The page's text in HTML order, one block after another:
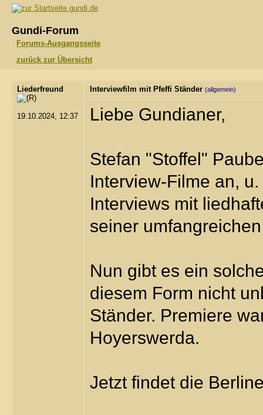
gundi.de
Gundi-Forum
Forums-Ausgangsseite
zurück zur Übersicht
Liederfreund
19.10.2024, 12:37
Interviewfilm mit Pfeffi Ständer (allgemein)
Liebe Gundianer,
Stefan "Stoffel"
Interview-Filme an,
Interviews mit
seiner
Nun gibt es ein
diesem Form nicht
Ständer. Premiere
Hoyerswerda.
Jetzt findet die